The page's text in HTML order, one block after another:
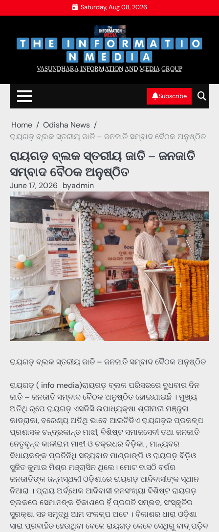
to
Saturday, Aug 08, 2026
V̲A̲S̲U̲N̲D̲H̲A̲R̲A̲ I̲N̲F̲O̲R̲M̲A̲T̲I̲O̲N̲ A̲N̲D̲ M̲E̲D̲I̲A̲ G̲R̲O̲U̲P̲
Subscribe
Home
Odisha News
ରାୟଗଡ଼ ବ୍ଲକ ସ୍ତରୀୟ ଜାତି – ଜନଜାତି ସମ୍ବାଦ ବୈଠକ ଅନୁଷ୍ଠିତ
ରାୟଗଡ଼ ବ୍ଲକ ସ୍ତରୀୟ ଜାତି – ଜନଜାତି
ସମ୍ବାଦ ବୈଠକ ଅନୁଷ୍ଠିତ
June 17, 2026 byadmin
ରାୟଗଡ଼ ବ୍ଲକ ସ୍ତରୀୟ ଜାତି – ଜନଜାତି ସମ୍ବାଦ ବୈଠକ ଅନୁଷ୍ଠିତ
ରାୟଗଡ଼ ( info media)ରାୟଗଡ଼ ବ୍ଲକ ପରିସରରେ ବୁଧବାର ଦିନ
ଜାତି – ଜନଜାତି ସମ୍ବାଦ ବୈଠକ ଅନୁଷ୍ଠିତ ହୋଇଯାଇଛି । ମୁଖ୍ୟ
ଅତିଥି ରୂପେ ରାୟଗଡ଼ ଏସଡିସି ଉପାଧ୍ୟକ୍ଷା ଶ୍ରୀମତୀ ମଞ୍ଜୁଳା
କାଡ୍ରାକା, ବରେଣ୍ୟ ଅତିଥି ଭାବେ ଆଇଟିଡିଏ ରାୟଗଡ଼ର ପ୍ରକଳ୍ପ
ପ୍ରଶାସକ ଚନ୍ଦ୍ରକାନ୍ତ ମାଝୀ, ବିଶିଷ୍ଟ ସମାଜସେବୀ ତଥା ଜନଜାତି
ନେତୃବୃନ୍ଦ କାଳୀରାମ ମାଝୀ ଓ ଚକ୍ରଧର ବିଡ଼ିକା , ମାନ୍ୟବର
ବିଧାୟକଙ୍କ ପ୍ରତିନିଧି ସତ୍ୟବାନ ମାଣ୍ଡାଙ୍ଗି ଓ ରାୟଗଡ଼ ବିଡ଼ିଓ
ସୁଜିତ କୁମାର ମିଶ୍ର ମଞ୍ଚାସିନ ଥିଲେ। ମୋଟ ବାସଠି ବର୍ଗର
ଜନଜାତିଙ୍କ ଜନ୍ମସ୍ଥଳୀ ଓଡ଼ିଶାରେ ରାୟଗଡ଼ ଆଦିବାସୀଙ୍କ ସ୍ଥାନ
ନିଆରା । ପ୍ରାୟ ଅର୍ଦ୍ଧେକ ଆଦିବାସୀ ଜନସଂଖ୍ୟା ବିଶିଷ୍ଟ ରାୟଗଡ଼
ବ୍ଲକରେ ସେମାନଙ୍କ ବିକାଶରେ ହିଁ ପ୍ରଗତି ସମ୍ଭବ, ସଂସ୍କୃତିର
ସୁରକ୍ଷା ସହ ସମୃଦ୍ଧି ଆମ ସଂକଳ୍ପ ଅଟେ । ବିକାଶର ଧାରା ଓଡ଼ିଶା
ସାରା ପ୍ରବାହିତ ହେଉଥିବା ବେଳେ ରାୟଗଡ଼ କେବେ ସେଥିରୁ ବାଦ୍ ପଡ଼ିବ